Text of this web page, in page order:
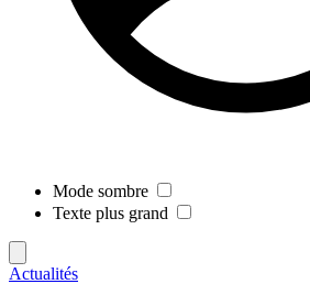
Mode sombre
Texte plus grand
Actualités